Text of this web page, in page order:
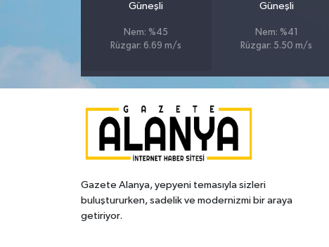
Güneşli
Nem: %45
Rüzgar: 6.69 m/s
Güneşli
Nem: %41
Rüzgar: 5.50 m/s
Gazete Alanya, yepyeni temasıyla sizleri
buluştururken, sadelik ve modernizmi bir araya
getiriyor.